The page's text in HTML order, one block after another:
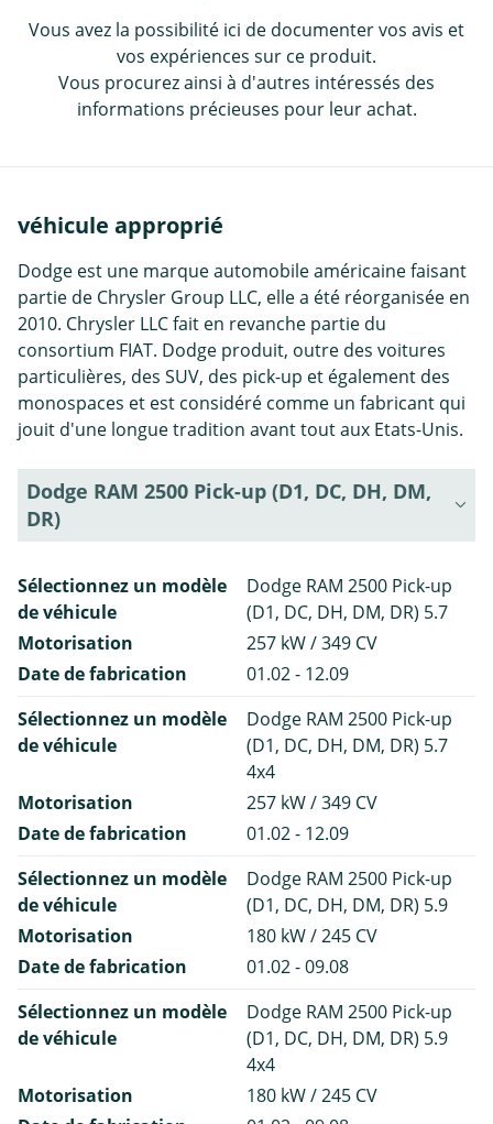
Vous avez la possibilité ici de documenter vos avis et
vos expériences sur ce produit.
Vous procurez ainsi à d'autres intéressés des
informations précieuses pour leur achat.
véhicule approprié
Dodge est une marque automobile américaine faisant
partie de Chrysler Group LLC, elle a été réorganisée en
2010. Chrysler LLC fait en revanche partie du
consortium FIAT. Dodge produit, outre des voitures
particulières, des SUV, des pick-up et également des
monospaces et est considéré comme un fabricant qui
jouit d'une longue tradition avant tout aux Etats-Unis.
Dodge RAM 2500 Pick-up (D1, DC, DH, DM,
DR)
Sélectionnez un modèle
de véhicule
Dodge RAM 2500 Pick-up
(D1, DC, DH, DM, DR) 5.7
Motorisation
257 kW / 349 CV
Date de fabrication
01.02 - 12.09
Sélectionnez un modèle
de véhicule
Dodge RAM 2500 Pick-up
(D1, DC, DH, DM, DR) 5.7
4x4
Motorisation
257 kW / 349 CV
Date de fabrication
01.02 - 12.09
Sélectionnez un modèle
de véhicule
Dodge RAM 2500 Pick-up
(D1, DC, DH, DM, DR) 5.9
Motorisation
180 kW / 245 CV
Date de fabrication
01.02 - 09.08
Sélectionnez un modèle
de véhicule
Dodge RAM 2500 Pick-up
(D1, DC, DH, DM, DR) 5.9
4x4
Motorisation
180 kW / 245 CV